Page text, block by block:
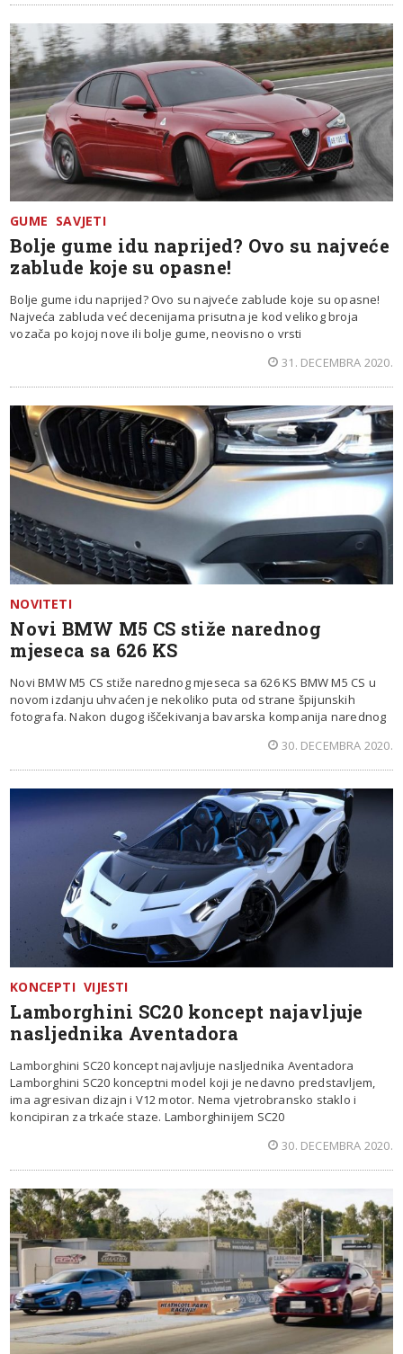
GUME SAVJETI
Bolje gume idu naprijed? Ovo su najveće
zablude koje su opasne!
Bolje gume idu naprijed? Ovo su najveće zablude koje su opasne!
Najveća zabluda već decenijama prisutna je kod velikog broja
vozača po kojoj nove ili bolje gume, neovisno o vrsti
31. DECEMBRA 2020.
NOVITETI
Novi BMW M5 CS stiže narednog
mjeseca sa 626 KS
Novi BMW M5 CS stiže narednog mjeseca sa 626 KS BMW M5 CS u
novom izdanju uhvaćen je nekoliko puta od strane špijunskih
fotografa. Nakon dugog iščekivanja bavarska kompanija narednog
30. DECEMBRA 2020.
KONCEPTI VIJESTI
Lamborghini SC20 koncept najavljuje
nasljednika Aventadora
Lamborghini SC20 koncept najavljuje nasljednika Aventadora
Lamborghini SC20 konceptni model koji je nedavno predstavljem,
ima agresivan dizajn i V12 motor. Nema vjetrobransko staklo i
koncipiran za trkaće staze. Lamborghinijem SC20
30. DECEMBRA 2020.